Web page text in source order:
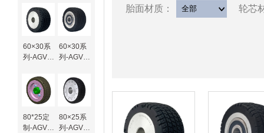
60×30系
列-AGV专
动轮-键槽
待加工
60×30系
列-AGV专
动轮-轴承
80*25定
制-AGV橡
80×25系
列-AGV专
胎面材质： 轮芯